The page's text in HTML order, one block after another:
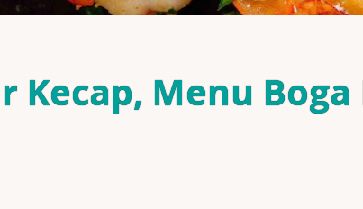
Kecap, Menu